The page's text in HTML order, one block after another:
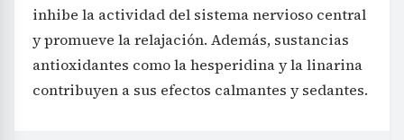
inhibe la actividad del sistema nervioso central
y promueve la relajación. Además, sustancias
antioxidantes como la hesperidina y la linarina
contribuyen a sus efectos calmantes y sedantes.